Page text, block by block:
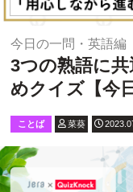
今日の一問・英語編
3つの熟語に
めクイズ【今
ことば 菜葵